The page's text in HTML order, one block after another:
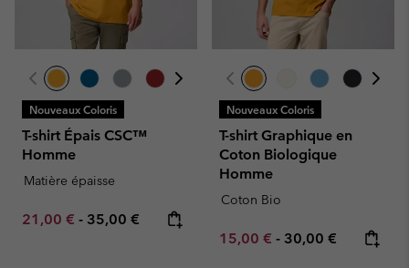
Nouveaux Coloris
T-shirt Épais CSC™
Homme
Matière épaisse
Minimum sale price:
21,00 € - Maximum price:
35,00 €
Nouveaux Coloris
T-shirt Graphique en
Coton Biologique
Homme
Coton Bio
Minimum sale price:
15,00 € - Maximum price:
30,00 €